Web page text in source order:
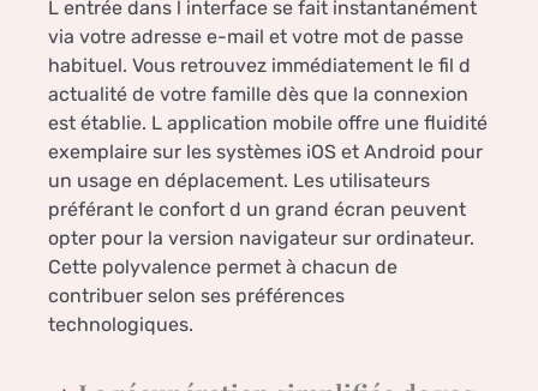
L entrée dans l interface se fait instantanément
via votre adresse e-mail et votre mot de passe
habituel. Vous retrouvez immédiatement le fil d
actualité de votre famille dès que la connexion
est établie. L application mobile offre une fluidité
exemplaire sur les systèmes iOS et Android pour
un usage en déplacement. Les utilisateurs
préférant le confort d un grand écran peuvent
opter pour la version navigateur sur ordinateur.
Cette polyvalence permet à chacun de
contribuer selon ses préférences
technologiques.